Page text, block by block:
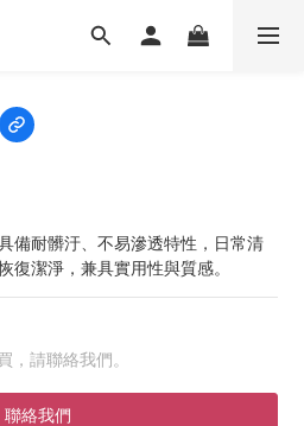
備耐髒汙、不易滲透特性，日常清
復潔淨，兼具實用性與質感。
，請聯絡我們。
聯絡我們